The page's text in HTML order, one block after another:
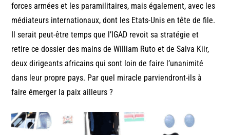
forces armées et les paramilitaires, mais également, avec les
médiateurs internationaux, dont les Etats-Unis en tête de file.
Il serait peut-être temps que l’IGAD revoit sa stratégie et
retire ce dossier des mains de William Ruto et de Salva Kiir,
deux dirigeants africains qui sont loin de faire l’unanimité
dans leur propre pays. Par quel miracle parviendront-ils à
faire émerger la paix ailleurs ?